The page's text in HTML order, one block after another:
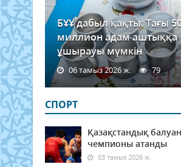
БҰҰ дабыл қақты: Тағы
миллион адам аштыққа
ұшырауы мүмкін
06 тамыз 2026 ж. 79
СПОРТ
Қазақстандық
чемпионы атанды
03 тамыз 2026 ж.